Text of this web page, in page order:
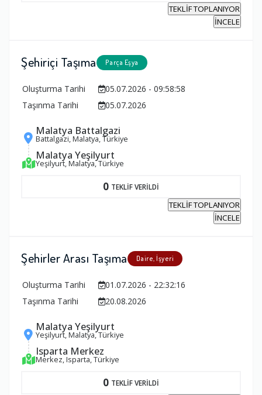
TEKLİF TOPLANIYOR
İNCELE
Şehiriçi Taşıma Parça Eşya
Oluşturma Tarihi
05.07.2026 - 09:58:58
Taşınma Tarihi
05.07.2026
Malatya Battalgazi
Battalgazi, Malatya, Türkiye
Malatya Yeşilyurt
Yeşilyurt, Malatya, Türkiye
0 TEKLİF VERİLDİ
TEKLİF TOPLANIYOR
İNCELE
Şehirler Arası Taşıma Daire, İşyeri
Oluşturma Tarihi
01.07.2026 - 22:32:16
Taşınma Tarihi
20.08.2026
Malatya Yeşilyurt
Yeşilyurt, Malatya, Türkiye
Isparta Merkez
Merkez, Isparta, Türkiye
0 TEKLİF VERİLDİ